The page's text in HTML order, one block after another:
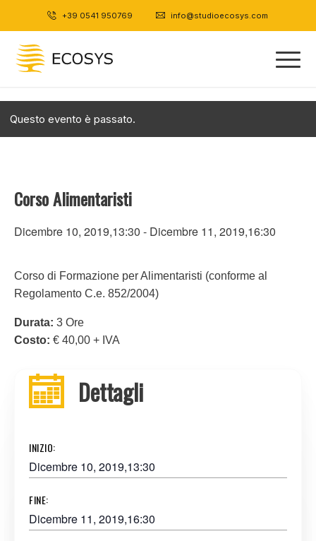
+39 0541 950769 info@studioecosys.com
Questo evento è passato.
Corso Alimentaristi
Dicembre 10, 2019,13:30 - Dicembre 11, 2019,16:30
Corso di Formazione per Alimentaristi (conforme al
Regolamento C.e. 852/2004)
Durata: 3 Ore
Costo: € 40,00 + IVA
Dettagli
INIZIO:
Dicembre 10, 2019,13:30
FINE:
Dicembre 11, 2019,16:30